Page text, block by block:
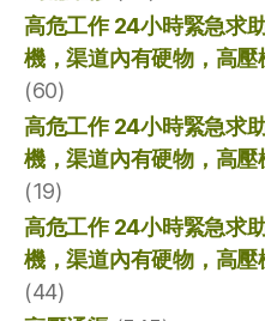
高危工作 24小時緊急求
機，渠道內有硬物，高
(60)
高危工作 24小時緊急求
機，渠道內有硬物，高
(19)
高危工作 24小時緊急求
機，渠道內有硬物，高
(44)